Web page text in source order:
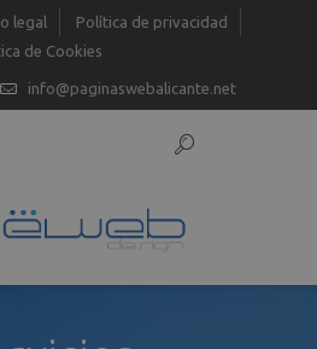
legal
Política de privacidad
de Cookies
info@paginaswebalicante.net